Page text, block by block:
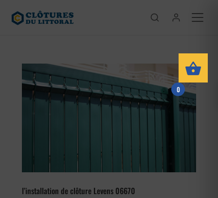
l’installation de clôture Levens 06670
0